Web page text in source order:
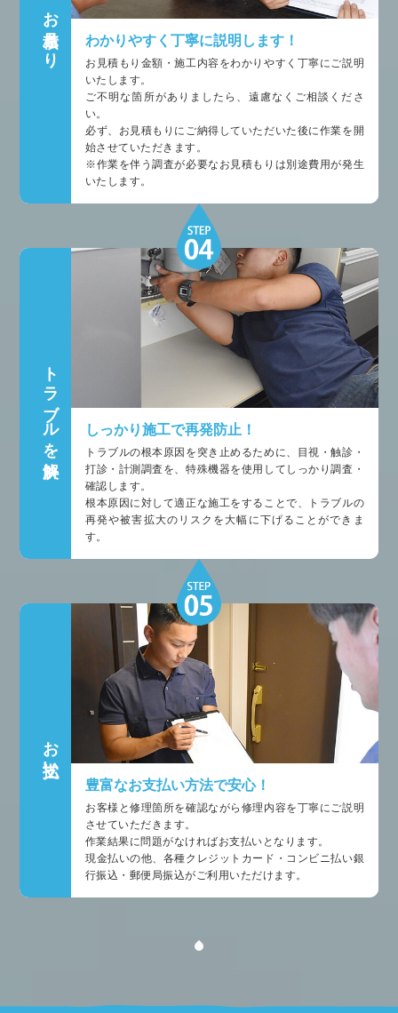
お見積もり わかりやすく丁寧に説明します！
お見積もり金額・施工内容をわかりやすく丁寧にご説明
いたします。
ご不明な箇所がありましたら、遠慮なくご相談くださ
い。
必ず、お見積もりにご納得していただいた後に作業を開
始させていただきます。
※作業を伴う調査が必要なお見積もりは別途費用が発生
いたします。
トラブルを解決 しっかり施工で再発防止！
トラブルの根本原因を突き止めるために、目視・触診・
打診・計測調査を、特殊機器を使用してしっかり調査・
確認します。
根本原因に対して適正な施工をすることで、トラブルの
再発や被害拡大のリスクを大幅に下げることができま
す。
お支払い
豊富なお支払い方法で安心！
お客様と修理箇所を確認ながら修理内容を丁寧にご説明
させていただきます。
作業結果に問題がなければお支払いとなります。
現金払いの他、各種クレジットカード・コンビニ払い銀
行振込・郵便局振込がご利用いただけます。